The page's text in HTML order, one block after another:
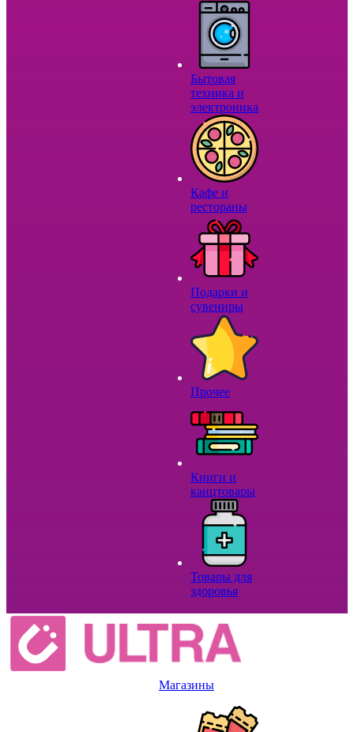
Бытовая
техника и
электроника
Кафе и
рестораны
Подарки и
сувениры
Прочее
Книги и
канцтовары
Товары для
здоровья
Магазины